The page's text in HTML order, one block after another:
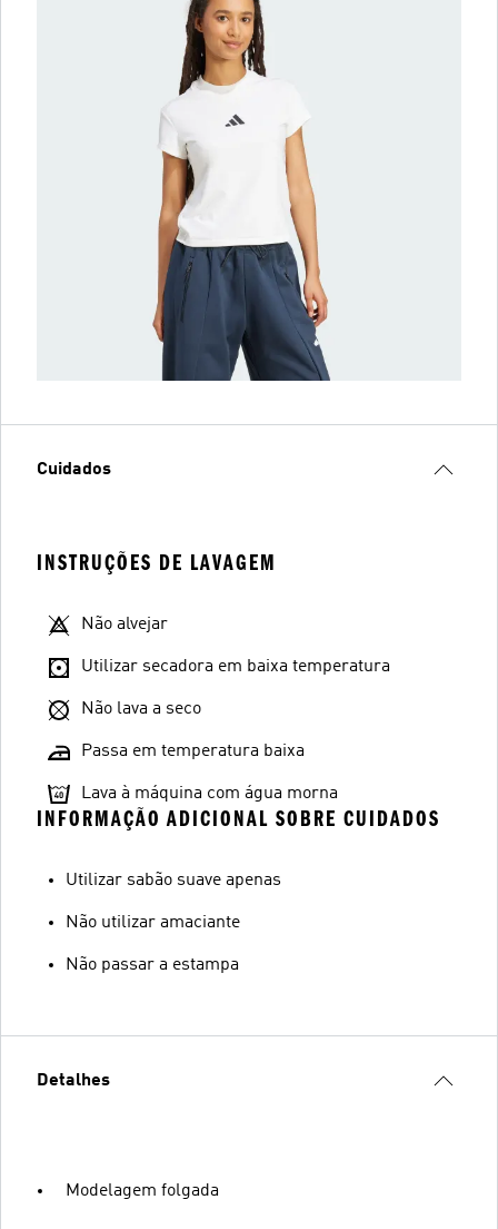
Cuidados
INSTRUÇÕES DE LAVAGEM
Não alvejar
Utilizar secadora em baixa temperatura
Não lava a seco
Passa em temperatura baixa
Lava à máquina com água morna
INFORMAÇÃO ADICIONAL SOBRE CUIDADOS
Utilizar sabão suave apenas
Não utilizar amaciante
Não passar a estampa
Detalhes
Modelagem folgada